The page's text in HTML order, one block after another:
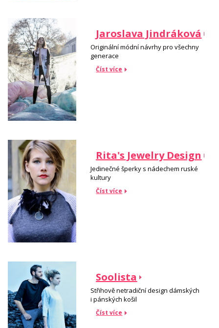
Jaroslava Jindráková
Originální módní návrhy pro všechny
generace
Číst více
Rita's Jewelry Design
Jedinečné šperky s nádechem ruské
kultury
Číst více
Soolista
Střihově netradiční design dámských
i pánských košil
Číst více